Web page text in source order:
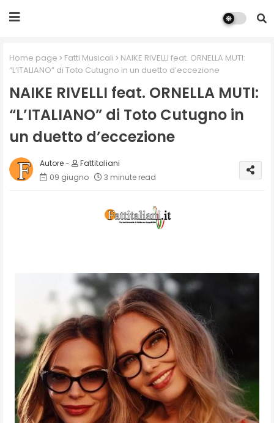
Home page Fatti Musicali
NAIKE RIVELLI feat. ORNELLA MUTI:
“L’ITALIANO” di Toto Cutugno in un duetto d’eccezione
NAIKE RIVELLI feat. ORNELLA MUTI:
“L’ITALIANO” di Toto Cutugno in
un duetto d’eccezione
Fattitaliani
09 giugno
3 minute read